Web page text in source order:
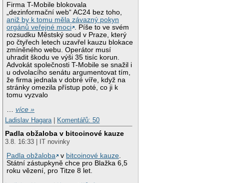
Firma T-Mobile blokovala
„dezinformační web“ AC24 bez toho,
aniž by k tomu měla závazný pokyn
orgánů veřejné moci
. Píše to ve svém
rozsudku Městský soud v Praze, který
po čtyřech letech uzavřel kauzu blokace
zmíněného webu. Operátor musí
uhradit škodu ve výši 35 tisíc korun.
Advokát společnosti T-Mobile se snažil i
u odvolacího senátu argumentovat tím,
že firma jednala v dobré víře, když na
stránky omezila přístup poté, co ji k
tomu vyzvalo
…více »
Ladislav Hagara| Komentářů: 50
Padla obžaloba v bitcoinové kauze
3.8. 16:33 | IT novinky
Padla obžaloba
v bitcoinové kauze.
Státní zástupkyně chce pro Blažka 6,5
roku vězení, pro Titze 8 let.